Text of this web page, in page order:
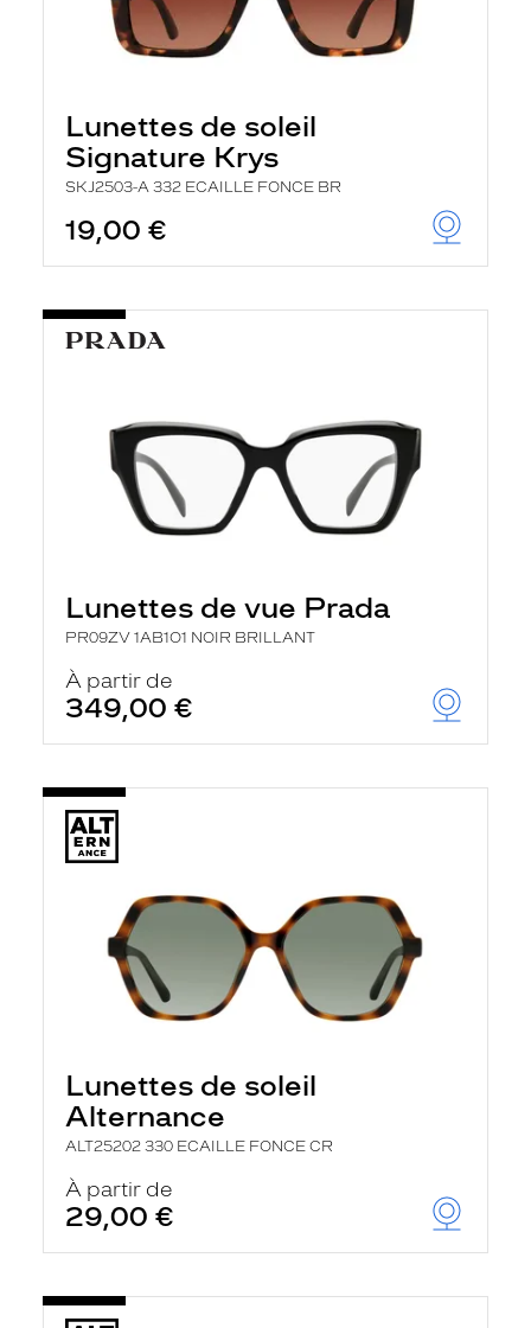
Lunettes de soleil
Signature Krys
SKJ2503-A 332 ECAILLE FONCE BR
19,00 €
Lunettes de vue Prada
PR09ZV 1AB1O1 NOIR BRILLANT
À partir de
349,00 €
Lunettes de soleil
Alternance
ALT25202 330 ECAILLE FONCE CR
À partir de
29,00 €